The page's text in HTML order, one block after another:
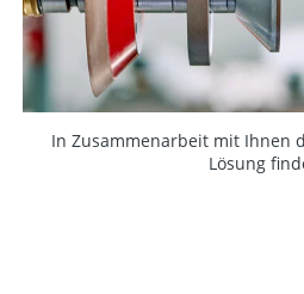
In Zusammenarbeit mit Ihnen
Lösung